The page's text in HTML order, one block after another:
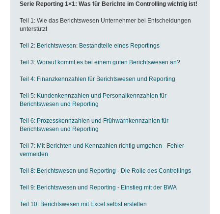
Serie Reporting 1×1: Was für Berichte im Controlling wichtig ist!
Teil 1: Wie das Berichtswesen Unternehmer bei Entscheidungen
unterstützt
Teil 2: Berichtswesen: Bestandteile eines Reportings
Teil 3: Worauf kommt es bei einem guten Berichtswesen an?
Teil 4: Finanzkennzahlen für Berichtswesen und Reporting
Teil 5: Kundenkennzahlen und Personalkennzahlen für
Berichtswesen und Reporting
Teil 6: Prozesskennzahlen und Frühwarnkennzahlen für
Berichtswesen und Reporting
Teil 7: Mit Berichten und Kennzahlen richtig umgehen - Fehler
vermeiden
Teil 8: Berichtswesen und Reporting - Die Rolle des Controllings
Teil 9: Berichtswesen und Reporting - Einstieg mit der BWA
Teil 10: Berichtswesen mit Excel selbst erstellen